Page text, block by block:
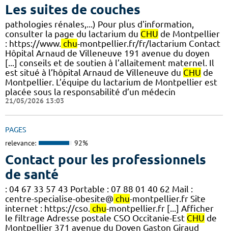
Les suites de couches
pathologies rénales,...) Pour plus d'information,
consulter la page du lactarium du CHU de Montpellier
: https://www. chu-montpellier.fr/fr/lactarium Contact
Hôpital Arnaud de Villeneuve 191 avenue du doyen
[...] conseils et de soutien à l’allaitement maternel. Il
est situé à l’hôpital Arnaud de Villeneuve du CHU de
Montpellier. L’équipe du lactarium de Montpellier est
placée sous la responsabilité d’un médecin
21/05/2026 13:03
PAGES
relevance: 92%
Contact pour les professionnels
de santé
: 04 67 33 57 43 Portable : 07 88 01 40 62 Mail :
centre-specialise-obesite@ chu-montpellier.fr Site
internet : https://cso. chu-montpellier.fr [...] Afficher
le filtrage Adresse postale CSO Occitanie-Est CHU de
Montpellier 371 avenue du Doyen Gaston Giraud